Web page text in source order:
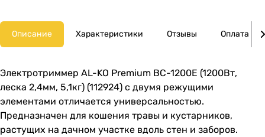
Описание Характеристики Отзывы Оплата
Электротриммер AL-KO Premium BC-1200E (1200Вт,
леска 2,4мм, 5,1кг) (112924) с двумя режущими
элементами отличается универсальностью.
Предназначен для кошения травы и кустарников,
растущих на дачном участке вдоль стен и заборов.